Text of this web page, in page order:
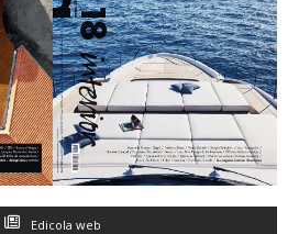
Edicola web